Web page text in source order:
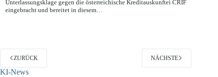
Die Datenschutzorganisation noyb hat am 9. Juni 2026 eine
Unterlassungsklage gegen die österreichische Kreditauskunftei CRIF
ZURÜCK